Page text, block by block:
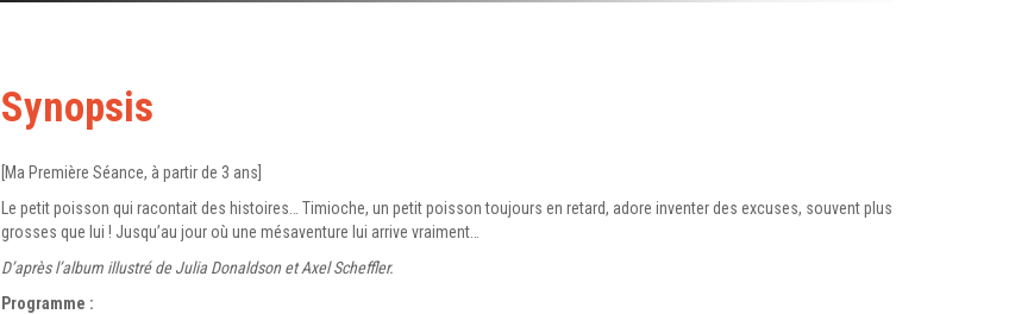
Synopsis
[Ma Première Séance, à partir de 3 ans]
Le petit poisson qui racontait des histoires… Timioche, un petit poisson toujours en retard, adore inventer des excuses, souvent plus
grosses que lui ! Jusqu’au jour où une mésaventure lui arrive vraiment…
D’après l’album illustré de Julia Donaldson et Axel Scheffler.
Programme :